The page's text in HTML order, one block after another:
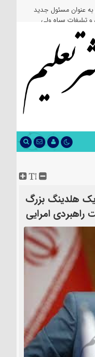
عنوان مسئول جدید
تبلیغات سپاه ولی
شد
هلدینگ بزرگ